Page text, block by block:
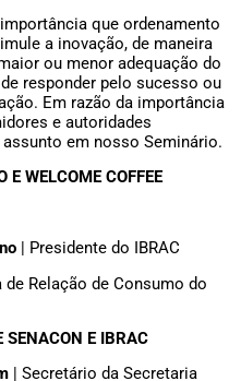
que ordenamento
a inovação, de maneira
ou menor adequação do
responder pelo sucesso ou
Em razão da importância
e autoridades
em nosso Seminário.
E WELCOME COFFEE
| Presidente do IBRAC
de Relação de Consumo do
SENACON E IBRAC
| Secretário da Secretaria